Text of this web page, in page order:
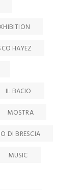
HAYEZ
IL BACIO
MOSTRA
DI BRESCIA
MUSIC